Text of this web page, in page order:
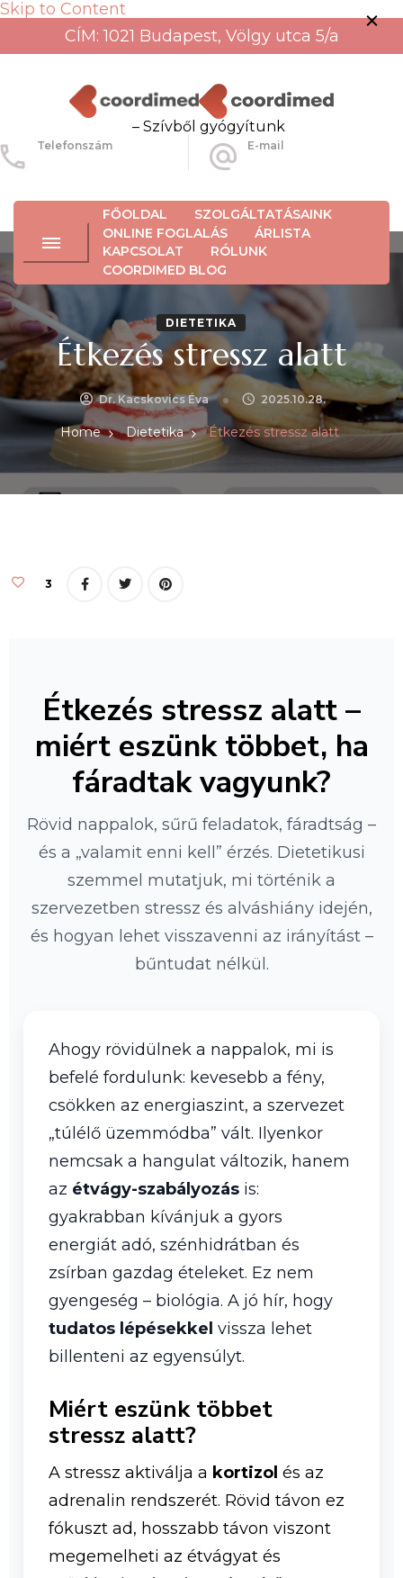
Skip to Content
CÍM: 1021 Budapest, Völgy utca 5/a
– Szívből gyógyítunk
Telefonszám E-mail
FŐOLDAL
SZOLGÁLTATÁSAINK
ONLINE FOGLALÁS
ÁRLISTA
KAPCSOLAT
RÓLUNK
COORDIMED BLOG
DIETETIKA
Étkezés stressz alatt
Dr. Kacskovics Éva 2025.10.28.
Home Dietetika Étkezés stressz alatt
3
Étkezés stressz alatt –
miért eszünk többet, ha
fáradtak vagyunk?
Rövid nappalok, sűrű feladatok, fáradtság –
és a „valamit enni kell” érzés. Dietetikusi
szemmel mutatjuk, mi történik a
szervezetben stressz és alváshiány idején,
és hogyan lehet visszavenni az irányítást –
bűntudat nélkül.
Ahogy rövidülnek a nappalok, mi is
befelé fordulunk: kevesebb a fény,
csökken az energiaszint, a szervezet
„túlélő üzemmódba” vált. Ilyenkor
nemcsak a hangulat változik, hanem
az étvágy-szabályozás is:
gyakrabban kívánjuk a gyors
energiát adó, szénhidrátban és
zsírban gazdag ételeket. Ez nem
gyengeség – biológia. A jó hír, hogy
tudatos lépésekkel vissza lehet
billenteni az egyensúlyt.
Miért eszünk többet
stressz alatt?
A stressz aktiválja a kortizol és az
adrenalin rendszerét. Rövid távon ez
fókuszt ad, hosszabb távon viszont
megemelheti az étvágyat és